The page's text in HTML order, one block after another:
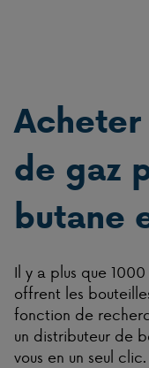
de gaz
butane
Il y a plus que
offrent les
fonction de
un distributeur de
vous en un seul clic.